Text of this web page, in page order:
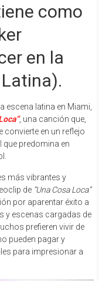
como
en la
escena latina en Miami,
, una canción que,
en un reflejo
que predomina en
más vibrantes y
de “Una Cosa Loca”
por aparentar éxito a
y escenas cargadas de
prefieren vivir de
pueden pagar y
para impresionar a